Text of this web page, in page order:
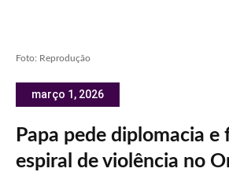
Foto: Reprodução
março 1, 2026
Papa pede diplomacia e
espiral de violência no